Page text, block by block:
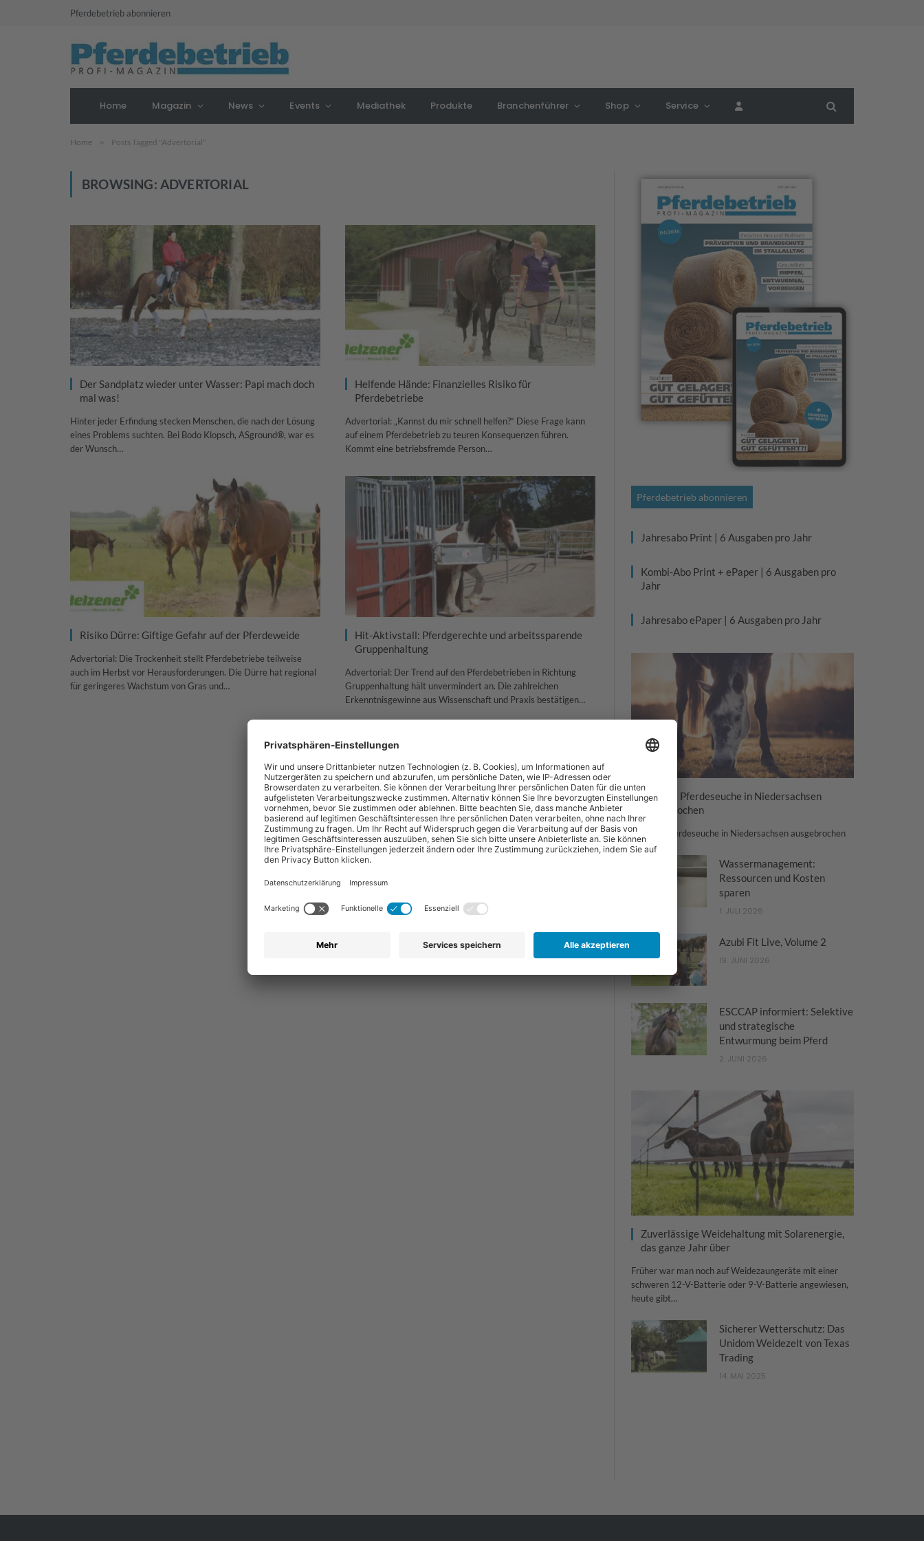
Pferdebetrieb abonnieren
Home Magazin News Events Mediathek Produkte Branchenführer Shop Service
Home » Posts Tagged "Advertorial"
BROWSING: ADVERTORIAL
Der Sandplatz wieder unter Wasser: Papi mach doch
mal was!
Hinter jeder Erfindung stecken Menschen, die nach der Lösung
eines Problems suchten. Bei Bodo Klopsch, ASground®, war es
der Wunsch…
Helfende Hände: Finanzielles Risiko für
Pferdebetriebe
Advertorial: „Kannst du mir schnell helfen?“ Diese Frage kann
auf einem Pferdebetrieb zu teuren Konsequenzen führen.
Kommt eine betriebsfremde Person…
Risiko Dürre: Giftige Gefahr auf der Pferdeweide
Advertorial: Die Trockenheit stellt Pferdebetriebe teilweise
auch im Herbst vor Herausforderungen. Die Dürre hat regional
für geringeres Wachstum von Gras und…
Hit-Aktivstall: Pferdgerechte und arbeitssparende
Gruppenhaltung
Advertorial: Der Trend auf den Pferdebetrieben in Richtung
Gruppenhaltung hält unvermindert an. Die zahlreichen
Erkenntnisgewinne aus Wissenschaft und Praxis bestätigen…
Pferdebetrieb abonnieren
Jahresabo Print | 6 Ausgaben pro Jahr
Kombi-Abo Print + ePaper | 6 Ausgaben pro
Jahr
Jahresabo ePaper | 6 Ausgaben pro Jahr
Tödliche Pferdeseuche in Niedersachsen
ausgebrochen
Tödliche Pferdeseuche in Niedersachsen ausgebrochen
Wassermanagement:
Ressourcen und Kosten
sparen
1. JULI 2026
Azubi Fit Live, Volume 2
19. JUNI 2026
ESCCAP informiert: Selektive
und strategische
Entwurmung beim Pferd
2. JUNI 2026
Zuverlässige Weidehaltung mit Solarenergie,
das ganze Jahr über
Früher war man noch auf Weidezaungeräte mit einer
schweren 12-V-Batterie oder 9-V-Batterie angewiesen,
heute gibt…
Sicherer Wetterschutz: Das
Unidom Weidezelt von Texas
Trading
14. MAI 2025